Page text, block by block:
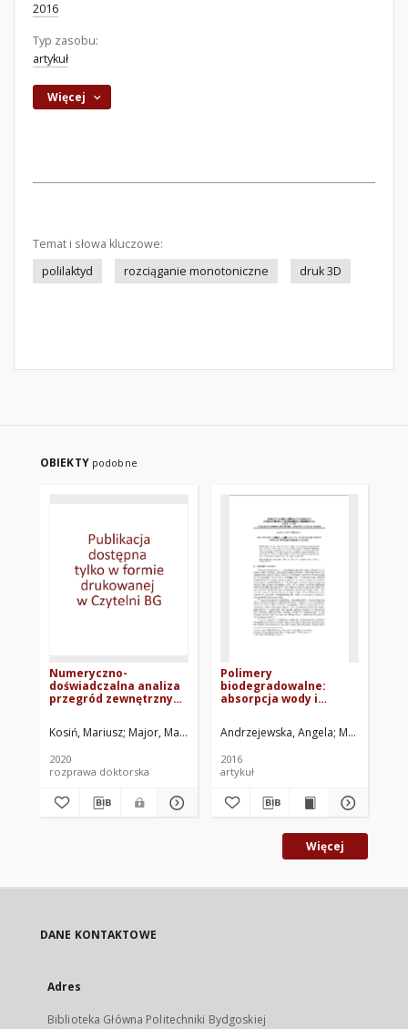
2016
Typ zasobu:
artykuł
Więcej
Temat i słowa kluczowe:
polilaktyd
rozciąganie monotoniczne druk 3D
OBIEKTY podobne
Numeryczno-
doświadczalna analiza
przegród zewnętrznych
lekkiego szkieletu
stalowego
Kosiń, Mariusz Major, Maciej. Promotor Pawłowski, Krzysztof.
2020
rozprawa doktorska
Polimery
biodegradowalne:
absorpcja wody i
mechaniczne
Andrzejewska, Angela Mroziński,
2016
artykuł
Więcej
DANE KONTAKTOWE
Adres
Biblioteka Główna Politechniki Bydgoskiej